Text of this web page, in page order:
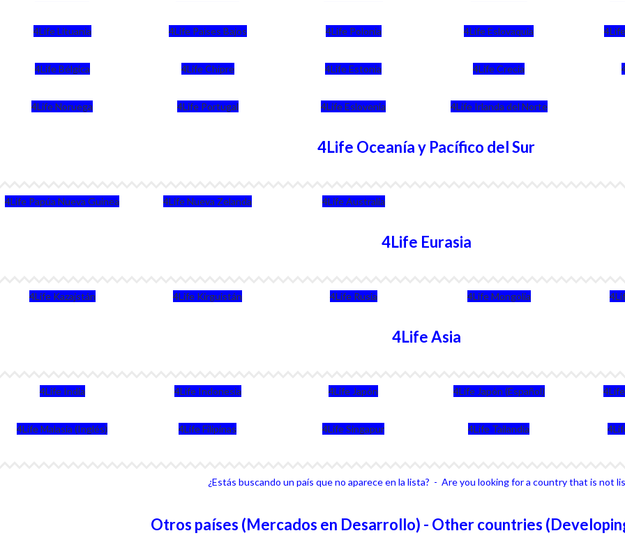
4Life Lituania 4Life Paises Bajos 4Life Polonia 4Life Eslovaquia
4Life Bélgica 4Life Chipre 4Life Estonia 4Life Crecia
4Life Noruega 4Life Portugal 4Life Eslovenia 4Life Irlanda del Norte
4Life Oceanía y Pacífico del Sur
4Life Papúa Nueva Guinea 4Life Nueva Zelanda 4Life Australia
4Life Eurasia
4Life Kazajstán 4Life Kirguistán 4Life Rusia 4Life Mongolia
4Life Asia
4Life India 4Life Indonesia 4Life Japón 4Life Japón (Español)
4Life Malasia (Inglés) 4Life Filipinas 4Life Singapur 4Life Tailandia
¿Estás buscando un país que no aparece en la lista? - Are you looking for a country that is not
Otros países (Mercados en Desarrollo) - Other countries